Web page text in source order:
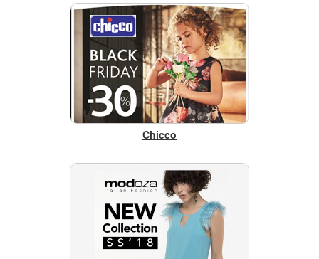
Chicco